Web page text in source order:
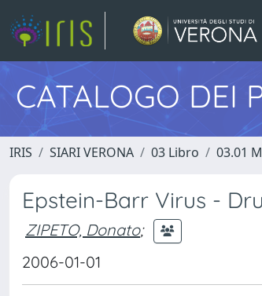
CATALOGO DEI
IRIS SIARI VERONA 03 Libro 03.01
Epstein-Barr Virus -
ZIPETO, Donato;
2006-01-01